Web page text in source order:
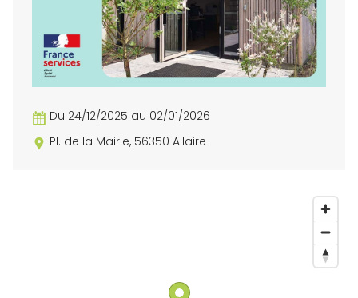
Du 24/12/2025 au 02/01/2026
Pl. de la Mairie, 56350 Allaire